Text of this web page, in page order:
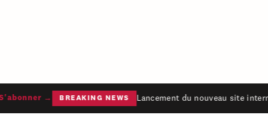
→ BREAKING NEWS Lancement du nouveau site